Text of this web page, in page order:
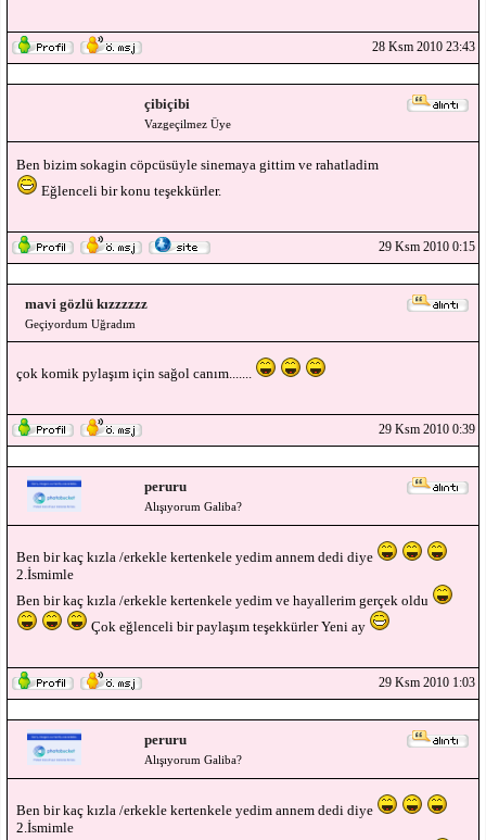
28 Ksm 2010 23:43
çibiçibi
Vazgeçilmez Üye
Ben bizim sokagin cöpcüsüyle sinemaya gittim ve rahatladim
Eğlenceli bir konu teşekkürler.
29 Ksm 2010 0:15
mavi gözlü kızzzzzz
Geçiyordum Uğradım
çok komik pylaşım için sağol canım.......
29 Ksm 2010 0:39
peruru
Alışıyorum Galiba?
Ben bir kaç kızla /erkekle kertenkele yedim annem dedi diye
2.İsmimle
Ben bir kaç kızla /erkekle kertenkele yedim ve hayallerim gerçek oldu
Çok eğlenceli bir paylaşım teşekkürler Yeni ay
29 Ksm 2010 1:03
peruru
Alışıyorum Galiba?
Ben bir kaç kızla /erkekle kertenkele yedim annem dedi diye
2.İsmimle